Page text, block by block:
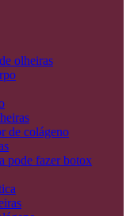
olheiras
de colágeno
pode fazer botox